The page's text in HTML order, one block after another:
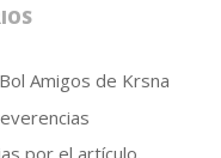
Amigos de Krsna